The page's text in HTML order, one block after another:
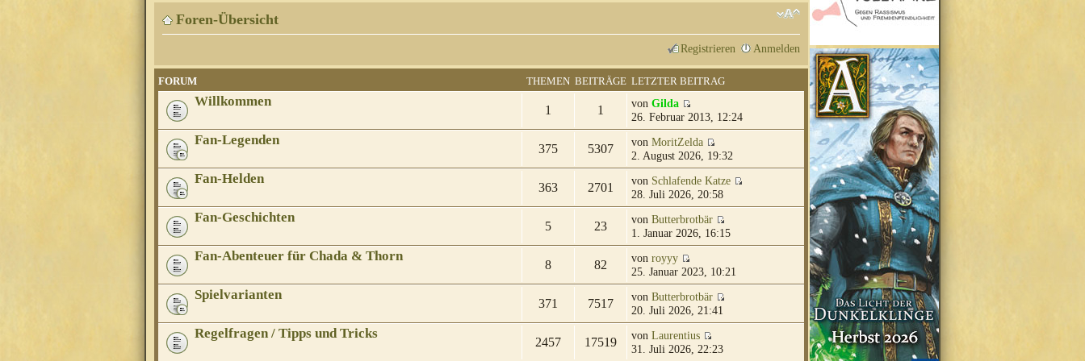
Foren-Übersicht
Registrieren Anmelden
FORUM THEMEN BEITRÄGE LETZTER BEITRAG
Willkommen
1 1 von Gilda
26. Februar 2013, 12:24
Fan-Legenden
375 5307 von MoritZelda
2. August 2026, 19:32
Fan-Helden
363 2701 von Schlafende Katze
28. Juli 2026, 20:58
Fan-Geschichten
5 23 von Butterbrotbär
1. Januar 2026, 16:15
Fan-Abenteuer für Chada & Thorn
8 82 von royyy
25. Januar 2023, 10:21
Spielvarianten
371 7517 von Butterbrotbär
20. Juli 2026, 21:41
Regelfragen / Tipps und Tricks
2457 17519 von Laurentius
31. Juli 2026, 22:23